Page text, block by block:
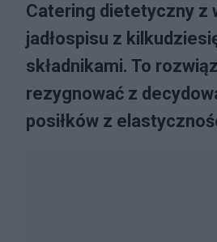
Catering dietetyczny z
jadłospisu z
składnikami. To
rezygnować z
posiłków z